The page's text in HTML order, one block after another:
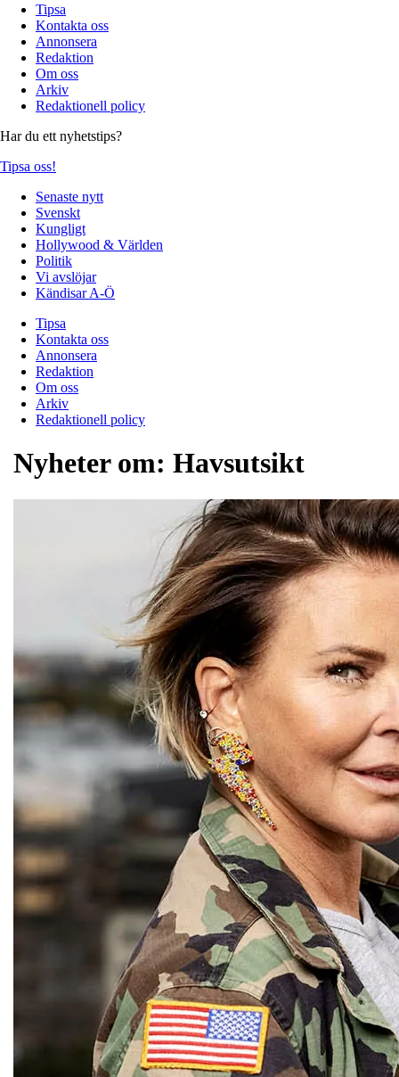
Tipsa
Kontakta oss
Annonsera
Redaktion
Om oss
Arkiv
Redaktionell policy
Har du ett nyhetstips?
Tipsa oss!
Senaste nytt
Svenskt
Kungligt
Hollywood & Världen
Politik
Vi avslöjar
Kändisar A-Ö
Tipsa
Kontakta oss
Annonsera
Redaktion
Om oss
Arkiv
Redaktionell policy
Nyheter om: Havsutsikt